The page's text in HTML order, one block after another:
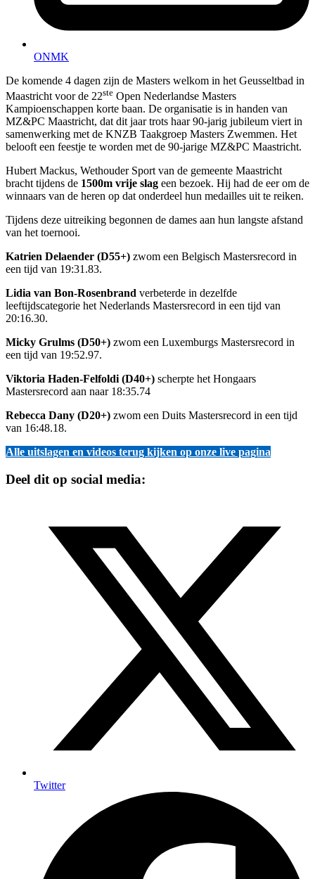
ONMK
De komende 4 dagen zijn de Masters welkom in het Geusseltbad in
Maastricht voor de 22ste Open Nederlandse Masters
Kampioenschappen korte baan. De organisatie is in handen van
MZ&PC Maastricht, dat dit jaar trots haar 90-jarig jubileum viert in
samenwerking met de KNZB Taakgroep Masters Zwemmen. Het
belooft een feestje te worden met de 90-jarige MZ&PC Maastricht.
Hubert Mackus, Wethouder Sport van de gemeente Maastricht
bracht tijdens de 1500m vrije slag een bezoek. Hij had de eer om de
winnaars van de heren op dat onderdeel hun medailles uit te reiken.
Tijdens deze uitreiking begonnen de dames aan hun langste afstand
van het toernooi.
Katrien Delaender (D55+) zwom een Belgisch Mastersrecord in
een tijd van 19:31.83.
Lidia van Bon-Rosenbrand verbeterde in dezelfde
leeftijdscategorie het Nederlands Mastersrecord in een tijd van
20:16.30.
Micky Grulms (D50+) zwom een Luxemburgs Mastersrecord in
een tijd van 19:52.97.
Viktoria Haden-Felfoldi (D40+) scherpte het Hongaars
Mastersrecord aan naar 18:35.74
Rebecca Dany (D20+) zwom een Duits Mastersrecord in een tijd
van 16:48.18.
Alle uitslagen en videos terug kijken op onze live pagina
Deel dit op social media:
Twitter